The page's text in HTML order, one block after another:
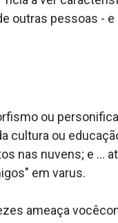
outras pessoas -
ou
cultura ou
nas nuvens; e ...
em va­rus.
ameaça